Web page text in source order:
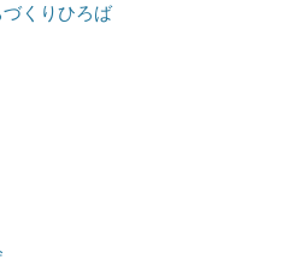
くりひろば